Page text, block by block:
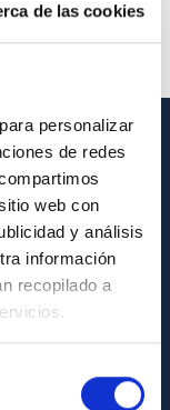
de las cookies
personalizar
de redes
web con
y análisis
información
recopilado a